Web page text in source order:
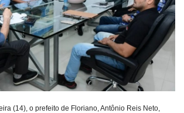
(14), o prefeito de Floriano, Antônio Reis Neto,